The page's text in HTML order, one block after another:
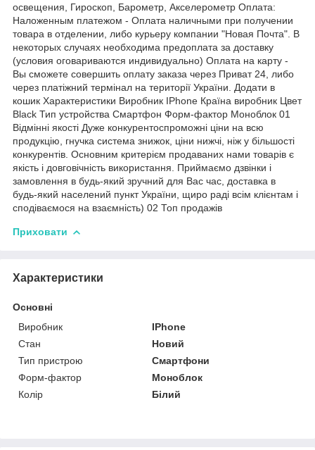
освещения, Гироскоп, Барометр, Акселерометр Оплата:
Наложенным платежом - Оплата наличными при получении
товара в отделении, либо курьеру компании "Новая Почта". В
некоторых случаях необходима предоплата за доставку
(условия оговариваются индивидуально) Оплата на карту -
Вы сможете совершить оплату заказа через Приват 24, либо
через платіжний термінал на території України. Додати в
кошик Характеристики Виробник IPhone Країна виробник Цвет
Black Тип устройства Смартфон Форм-фактор Моноблок 01
Відмінні якості Дуже конкурентоспроможні ціни на всю
продукцію, гнучка система знижок, ціни нижчі, ніж у більшості
конкурентів. Основним критерієм продаваних нами товарів є
якість і довговічність використання. Приймаємо дзвінки і
замовлення в будь-який зручний для Вас час, доставка в
будь-який населений пункт України, щиро раді всім клієнтам і
сподіваємося на взаємність) 02 Топ продажів
Приховати
Характеристики
Основні
Виробник
IPhone
Стан
Новий
Тип пристрою
Смартфони
Форм-фактор
Моноблок
Колір
Білий